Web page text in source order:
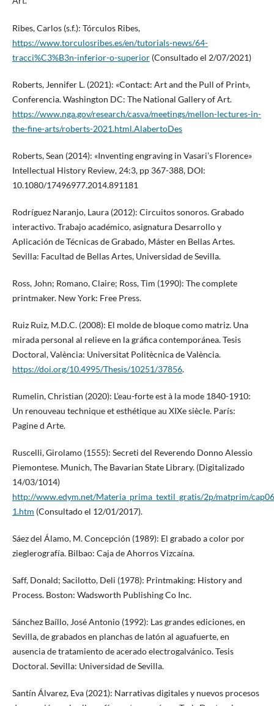
Ribes, Carlos (s.f.): Tórculos Ribes,
https://www.torculosribes.es/en/tutorials-news/64-
tracci%C3%B3n-inferior-o-superior(Consultado el 2/07/2021)
Roberts, Jennifer L. (2021): «Contact: Art and the Pull of Print»,
Conferencia. Washington DC: The National Gallery of Art.
https://www.nga.gov/research/casva/meetings/mellon-lectures-in-
the-fine-arts/roberts-2021.html.AlabertoDes
Roberts, Sean (2014): «Inventing engraving in Vasari’s Florence»
Intellectual History Review, 24:3, pp 367-388, DOI:
10.1080/17496977.2014.891181
Rodríguez Naranjo, Laura (2012): Circuitos sonoros. Grabado
interactivo. Trabajo académico, asignatura Desarrollo y
Aplicación de Técnicas de Grabado, Máster en Bellas Artes.
Sevilla: Facultad de Bellas Artes, Universidad de Sevilla.
Ross, John; Romano, Claire; Ross, Tim (1990): The complete
printmaker. New York: Free Press.
Ruiz Ruiz, M.D.C. (2008): El molde de bloque como matriz. Una
mirada personal al relieve en la gráfica contemporánea. Tesis
Doctoral, València: Universitat Politècnica de València.
https://doi.org/10.4995/Thesis/10251/37856.
Rumelin, Christian (2020): L’eau-forte est à la mode 1840-1910:
Un renouveau technique et esthétique au XIXe siècle. París:
Pagine d Arte.
Ruscelli, Girolamo (1555): Secreti del Reverendo Donno Alessio
Piemontese. Munich, The Bavarian State Library. (Digitalizado
14/03/1014)
http://www.edym.net/Materia_prima_textil_gratis/2p/matprim/
1.htm (Consultado el 12/01/2017).
Sáez del Álamo, M. Concepción (1989): El grabado a color por
zieglerografía. Bilbao: Caja de Ahorros Vizcaína.
Saff, Donald; Sacilotto, Deli (1978): Printmaking: History and
Process. Boston: Wadsworth Publishing Co Inc.
Sánchez Baíllo, José Antonio (1992): Las grandes ediciones, en
Sevilla, de grabados en planchas de latón al aguafuerte, en
ausencia de tratamiento de acerado electrogalvánico. Tesis
Doctoral. Sevilla: Universidad de Sevilla.
Santín Álvarez, Eva (2021): Narrativas digitales y nuevos procesos